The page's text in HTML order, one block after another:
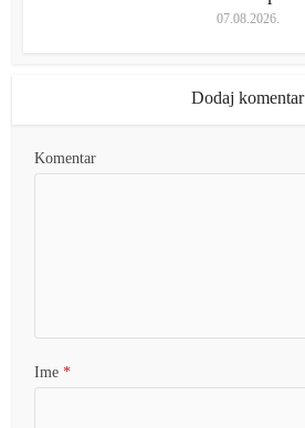
07.08.2026.
Dodaj komentar
Komentar
Ime*